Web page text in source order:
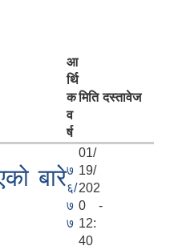
आ
र्थि
क
व
र्ष
मिति दस्तावेज
बारे७
६/
७
७
01/
19/
202
0 -
12:
40